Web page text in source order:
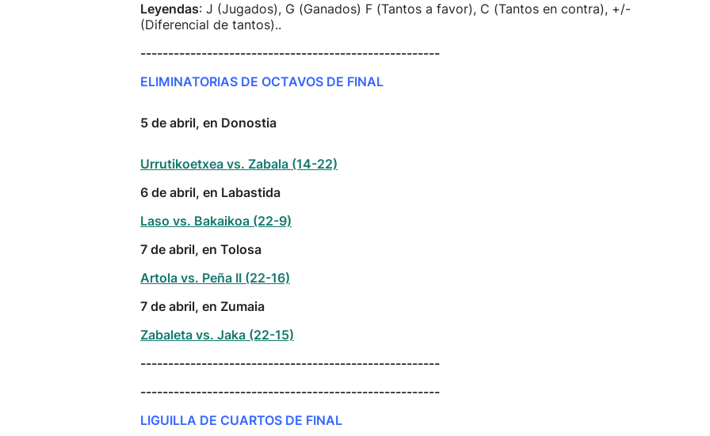
Leyendas: J (Jugados), G (Ganados) F (Tantos a favor), C (Tantos en contra), +/-
(Diferencial de tantos)..
------------------------------------------------------
ELIMINATORIAS DE OCTAVOS DE FINAL
5 de abril, en Donostia
Urrutikoetxea vs. Zabala (14-22)
6 de abril, en Labastida
Laso vs. Bakaikoa (22-9)
7 de abril, en Tolosa
Artola vs. Peña II (22-16)
7 de abril, en Zumaia
Zabaleta vs. Jaka (22-15)
------------------------------------------------------
------------------------------------------------------
LIGUILLA DE CUARTOS DE FINAL